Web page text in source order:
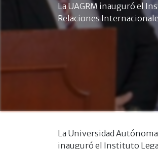
La UAGRM inauguró el
Relaciones
La Universidad
inauguró el Instituto